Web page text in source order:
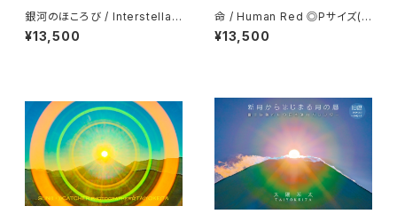
銀河のほころび / Interstellar
◎Pサイズ(マット付き)
¥13,500
命 / Human Red ◎Pサイズ(マ
ット付き)
¥13,500